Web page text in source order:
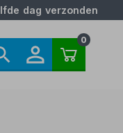
dag verzonden
0